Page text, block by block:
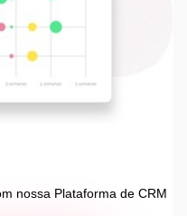
nossa Plataforma de CRM